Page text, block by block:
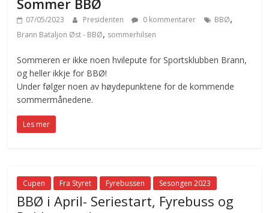
07/05/2023 Presidenten 0 kommentarer BBØ,
Brann Bataljon Øst - BBØ, sommerhilsen
Sommeren er ikke noen hvilepute for Sportsklubben Brann,
og heller ikkje for BBØ!
Under følger noen av høydepunktene for de kommende
sommermånedene.
Les mer
Cupen Fra Styret Fyrebussen Sesongen 2023
BBØ i April- Seriestart, Fyrebuss og